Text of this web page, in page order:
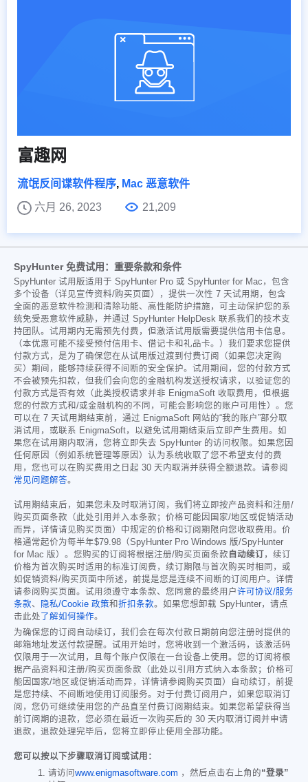
富趣网
流氓反间谍软件程序, Mac 恶意软件
六月 26, 2023
21,209
SpyHunter 免费试用：重要条款和条件
SpyHunter 试用版适用于 SpyHunter Pro 或 SpyHunter for Mac，包含
多个设备（详见宣传资料/购买页面），提供一次性 7 天试用期，包含
全面的恶意软件检测和清除功能、高性能防护措施，可主动保护您的系
统免受恶意软件威胁，并通过 SpyHunter HelpDesk 联系我们的技术支
持团队。试用期内无需预先付费，但激活试用版需要提供信用卡信息。
（本优惠可能不接受预付信用卡、借记卡和礼品卡。）我们要求您提供
付款方式，是为了确保您在从试用版过渡到付费订阅（如果您决定购
买）期间，能够持续获得不间断的安全保护。试用期间，您的付款方式
不会被预先扣款，但我们会向您的金融机构发送授权请求，以验证您的
付款方式是否有效（此类授权请求并非 EnigmaSoft 收取费用，但根据
您的付款方式和/或金融机构的不同，可能会影响您的账户可用性）。您
可以在 7 天试用期结束前，通过 EnigmaSoft 网站的“我的账户”部分取
消试用，或联系 EnigmaSoft，以避免试用期结束后立即产生费用。如
果您在试用期内取消，您将立即失去 SpyHunter 的访问权限。如果您因
任何原因（例如系统管理等原因）认为系统收取了您不希望支付的费
用，您也可以在购买费用之日起 30 天内取消并获得全额退款。请参阅
常见问题解答。
试用期结束后，如果您未及时取消订阅，我们将立即按产品资料和注册/
购买页面条款（此处引用并入本条款；价格可能因国家/地区或促销活动
而异，详情请见购买页面）中规定的价格和订阅期限向您收取费用。价
格通常起价为每半年$79.98 （SpyHunter Pro Windows 版/SpyHunter
for Mac 版）。您购买的订阅将根据注册/购买页面条款 自动续订，续订
价格为首次购买时适用的标准订阅费，续订期限与首次购买时相同，或
如促销资料/购买页面中所述，前提是您是连续不间断的订阅用户。详情
请参阅购买页面。试用须遵守本条款、您同意的最终用户许可协议/服务
条款、 隐私/Cookie 政策和折扣条款。如果您想卸载 SpyHunter，请点
击此处了解如何操作。
为确保您的订阅自动续订，我们会在每次付款日期前向您注册时提供的
邮箱地址发送付款提醒。试用开始时，您将收到一个激活码，该激活码
仅限用于一次试用，且每个账户仅限在一台设备上使用。您的订阅将根
据产品资料和注册/购买页面条款（此处以引用方式纳入本条款；价格可
能因国家/地区或促销活动而异，详情请参阅购买页面）自动续订，前提
是您持续、不间断地使用订阅服务。对于付费订阅用户，如果您取消订
阅，您仍可继续使用您的产品直至付费订阅期结束。如果您希望获得当
前订阅期的退款，您必须在最近一次购买后的 30 天内取消订阅并申请
退款，退款处理完毕后，您将立即停止使用全部功能。
您可以按以下步骤取消订阅或试用：
请访问www.enigmasoftware.com ，然后点击右上角的“登录”